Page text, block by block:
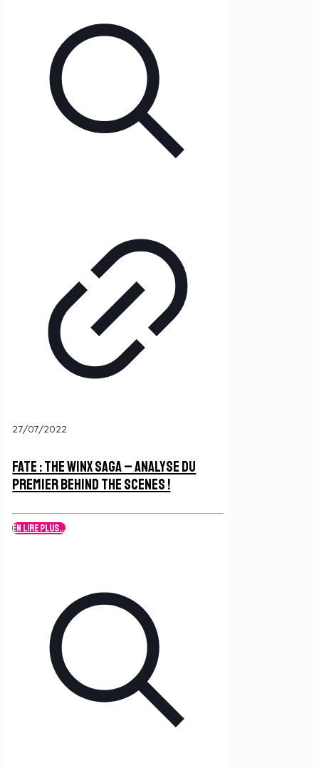
27/07/2022
Fate : The Winx Saga – Analyse du
Premier Behind The Scenes !
En lire plus...